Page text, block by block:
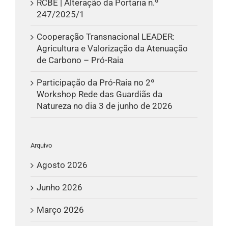
RCBE | Alteração da Portaria n.º
247/2025/1
Cooperação Transnacional LEADER:
Agricultura e Valorização da Atenuação
de Carbono – Pró-Raia
Participação da Pró-Raia no 2º
Workshop Rede das Guardiãs da
Natureza no dia 3 de junho de 2026
Arquivo
Agosto 2026
Junho 2026
Março 2026